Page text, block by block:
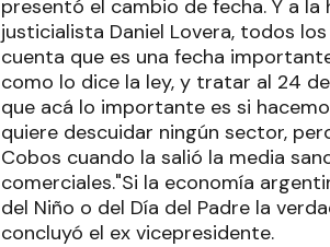
presentó el cambio de fecha. Y a
justicialista Daniel Lovera, todos
cuenta que es una fecha
como lo dice la ley, y tratar al 24
que acá lo importante es si
quiere descuidar ningún sector,
Cobos cuando la salió la media
comerciales."Si la economía
del Niño o del Día del Padre la
concluyó el ex vicepresidente.